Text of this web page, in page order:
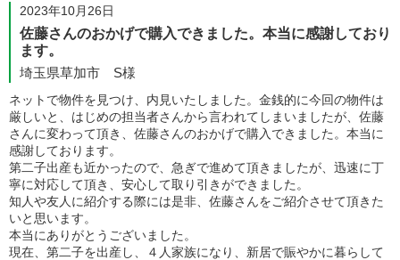
2023年10月26日
佐藤さんのおかげで購入できました。本当に感謝しており
ます。
埼玉県草加市 S様
ネットで物件を見つけ、内見いたしました。金銭的に今回の物件は
厳しいと、はじめの担当者さんから言われてしまいましたが、佐藤
さんに変わって頂き、佐藤さんのおかげで購入できました。本当に
感謝しております。
第二子出産も近かったので、急ぎで進めて頂きましたが、迅速に丁
寧に対応して頂き、安心して取り引きができました。
知人や友人に紹介する際には是非、佐藤さんをご紹介させて頂きた
いと思います。
本当にありがとうございました。
現在、第二子を出産し、４人家族になり、新居で賑やかに暮らして